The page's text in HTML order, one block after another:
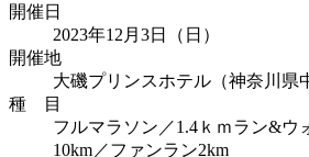
開催日
2023年12月3日（日）
開催地
大磯プリンスホテル（神奈川県
種 目
フルマラソン／1.4ｋｍラン&ウ
10km／ファンラン2km